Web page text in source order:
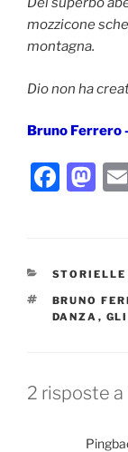
mozzicone
montagna.
Dio non ha
Bruno Ferrero
F
e
b
o
M
o
d
o
CATEGORIE
STORIELLE
TAG
BRUNO
DANZA ,
2 risposte a